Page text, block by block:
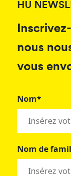
HU
nous
vous
Nom*
Nom de